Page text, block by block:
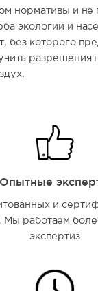
нормативы и не
экологии и
без которого
разрешения
Опытные
и
Мы работаем
экспертиз